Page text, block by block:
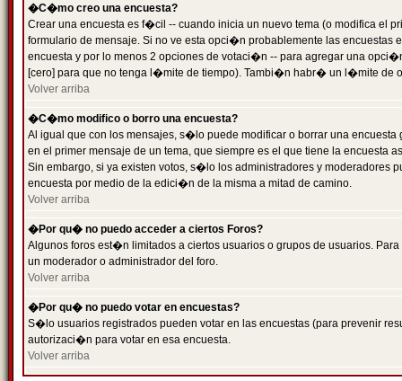
�C�mo creo una encuesta?
Crear una encuesta es f�cil -- cuando inicia un nuevo tema (o modifica el
formulario de mensaje. Si no ve esta opci�n probablemente las
encuesta y por lo menos 2 opciones de votaci�n -- para agregar una
[cero] para que no tenga l�mite de tiempo). Tambi�n habr� un l�mite de
Volver arriba
�C�mo modifico o borro una encuesta?
Al igual que con los mensajes, s�lo puede modificar o borrar una
en el primer mensaje de un tema, que siempre es el que tiene la encuesta
Sin embargo, si ya existen votos, s�lo los administradores y moderadores
encuesta por medio de la edici�n de la misma a mitad de camino.
Volver arriba
�Por qu� no puedo acceder a ciertos Foros?
Algunos foros est�n limitados a ciertos usuarios o grupos de usuarios.
un moderador o administrador del foro.
Volver arriba
�Por qu� no puedo votar en encuestas?
S�lo usuarios registrados pueden votar en las encuestas (para prevenir
autorizaci�n para votar en esa encuesta.
Volver arriba